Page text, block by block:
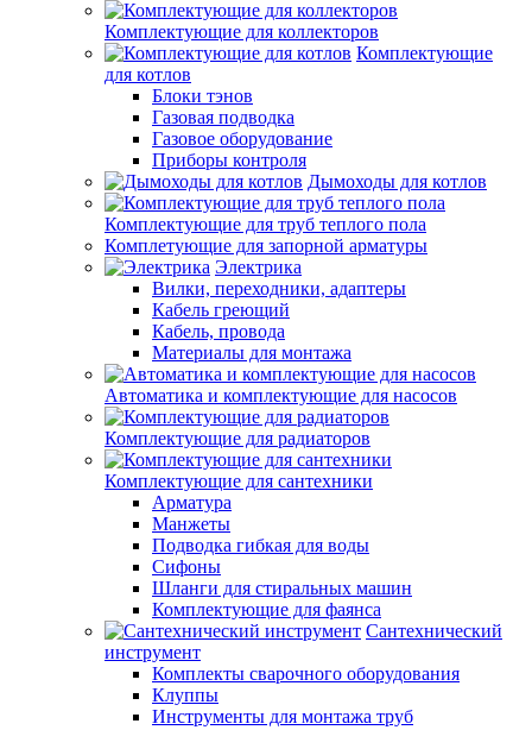
Комплектующие для коллекторов
Комплектующие
для котлов
Блоки тэнов
Газовая подводка
Газовое оборудование
Приборы контроля
Дымоходы для котлов
Комплектующие для труб теплого пола
Комплетующие для запорной арматуры
Электрика
Вилки, переходники, адаптеры
Кабель греющий
Кабель, провода
Материалы для монтажа
Автоматика и комплектующие для насосов
Комплектующие для радиаторов
Комплектующие для сантехники
Арматура
Манжеты
Подводка гибкая для воды
Сифоны
Шланги для стиральных машин
Комплектующие для фаянса
Сантехнический
инструмент
Комплекты сварочного оборудования
Клуппы
Инструменты для монтажа труб